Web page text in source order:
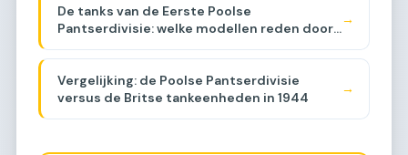
De tanks van de Eerste Poolse
Pantserdivisie: welke modellen reden door
Brabant?
→
Vergelijking: de Poolse Pantserdivisie
versus de Britse tankeenheden in 1944
→